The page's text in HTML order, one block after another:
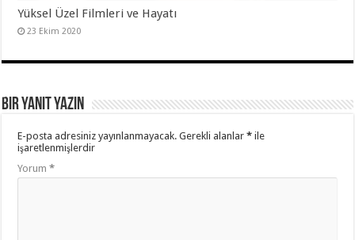
Yüksel Üzel Filmleri ve Hayatı
23 Ekim 2020
Bir yanıt yazın
E-posta adresiniz yayınlanmayacak. Gerekli alanlar* ile
işaretlenmişlerdir
Yorum*